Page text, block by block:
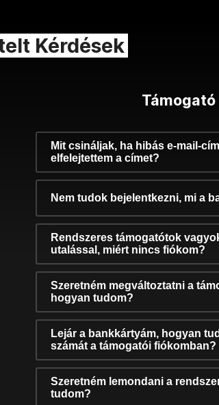
Kérdések
Mit csináljak, ha hibás e-mail-
elfelejtettem a címet?
Nem tudok bejelentkezni, mi a
Rendszeres támogatótok
utalással, miért nincs fiókom?
Szeretném megváltoztatni a
hogyan tudom?
Lejár a bankkártyám, hogyan
számát a támogatói fiókomban?
Szeretném lemondani a
tudom?